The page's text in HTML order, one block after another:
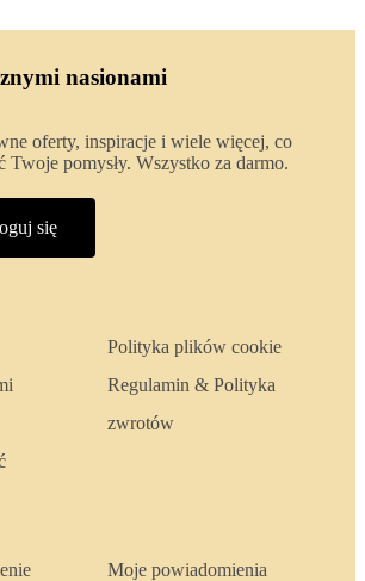
nasionami
oferty, inspiracje i wiele więcej, co
Twoje pomysły. Wszystko za darmo.
się
Polityka plików cookie
Regulamin & Polityka
zwrotów
Moje powiadomienia